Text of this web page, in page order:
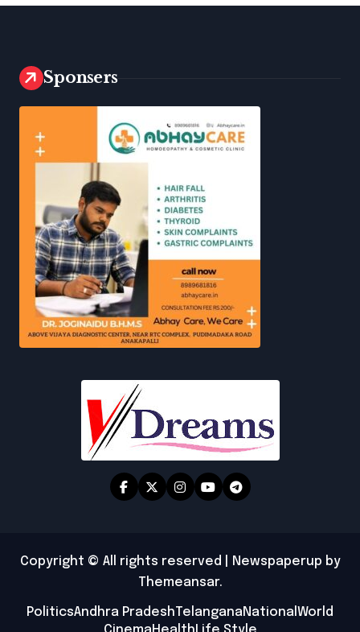
Sponsers
Copyright © All rights reserved Newspaperup by
Themeansar.
PoliticsAndhra PradeshTelanganaNational World